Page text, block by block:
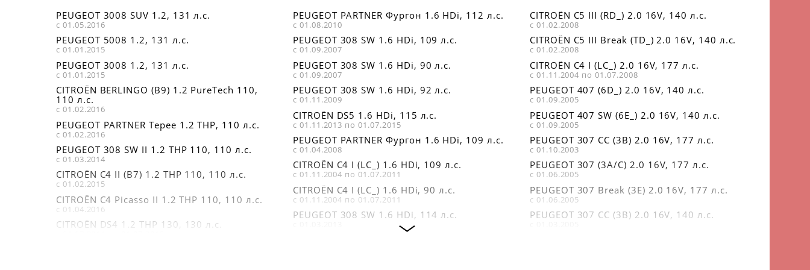
FEBI BILSTEIN
36440
FENOX LS11170
FIXAR FP0671
LEMFÖRDER
2665302
OPTIMAL G71286
OPTIMAL G71556
ZEKKERT SS1100
PEUGEOT 3008 SUV 1.2, 131 л.с.
с 01.05.2016
PEUGEOT 5008 1.2, 131 л.с.
с 01.01.2015
PEUGEOT 3008 1.2, 131 л.с.
с 01.01.2015
CITROËN BERLINGO (B9) 1.2 PureTech 110,
110 л.с.
с 01.02.2016
PEUGEOT PARTNER Tepee 1.2 THP, 110 л.с.
с 01.02.2016
PEUGEOT 308 SW II 1.2 THP 110, 110 л.с.
с 01.03.2014
CITROËN C4 II (B7) 1.2 THP 110, 110 л.с.
с 01.02.2015
CITROËN C4 Picasso II 1.2 THP 110, 110 л.с.
с 01.04.2016
CITROËN DS4 1.2 THP 130, 130 л.с.
PEUGEOT PARTNER Фургон 1.6 HDi, 112 л.с.
с 01.08.2010
PEUGEOT 308 SW 1.6 HDi, 109 л.с.
с 01.09.2007
PEUGEOT 308 SW 1.6 HDi, 90 л.с.
с 01.09.2007
PEUGEOT 308 SW 1.6 HDi, 92 л.с.
с 01.11.2009
CITROËN DS5 1.6 HDi, 115 л.с.
с 01.11.2013 по 01.07.2015
PEUGEOT PARTNER Фургон 1.6 HDi, 109 л.с.
с 01.04.2008
CITROËN C4 I (LC_) 1.6 HDi, 109 л.с.
с 01.11.2004 по 01.07.2011
CITROËN C4 I (LC_) 1.6 HDi, 90 л.с.
с 01.11.2004 по 01.07.2011
PEUGEOT 308 SW 1.6 HDi, 114 л.с.
CITROËN C5 III (RD_) 2.0 16V, 140 л.с.
с 01.02.2008
CITROËN C5 III Break (TD_) 2.0 16V, 140 л.с.
с 01.02.2008
CITROËN C4 I (LC_) 2.0 16V, 177 л.с.
с 01.11.2004 по 01.07.2008
PEUGEOT 407 (6D_) 2.0 16V, 140 л.с.
с 01.09.2005
PEUGEOT 407 SW (6E_) 2.0 16V, 140 л.с.
с 01.09.2005
PEUGEOT 307 CC (3B) 2.0 16V, 177 л.с.
с 01.10.2003
PEUGEOT 307 (3A/C) 2.0 16V, 177 л.с.
с 01.06.2005
PEUGEOT 307 Break (3E) 2.0 16V, 177 л.с.
с 01.06.2005
PEUGEOT 307 CC (3B) 2.0 16V, 140 л.с.